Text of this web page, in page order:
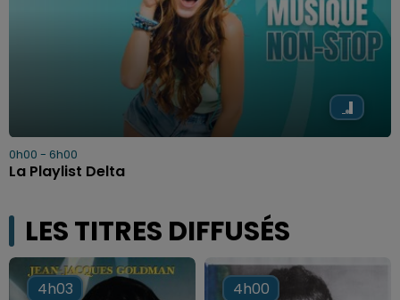
0h00 - 6h00
La Playlist Delta
LES TITRES DIFFUSÉS
4h03
4h03 4h00
4h00